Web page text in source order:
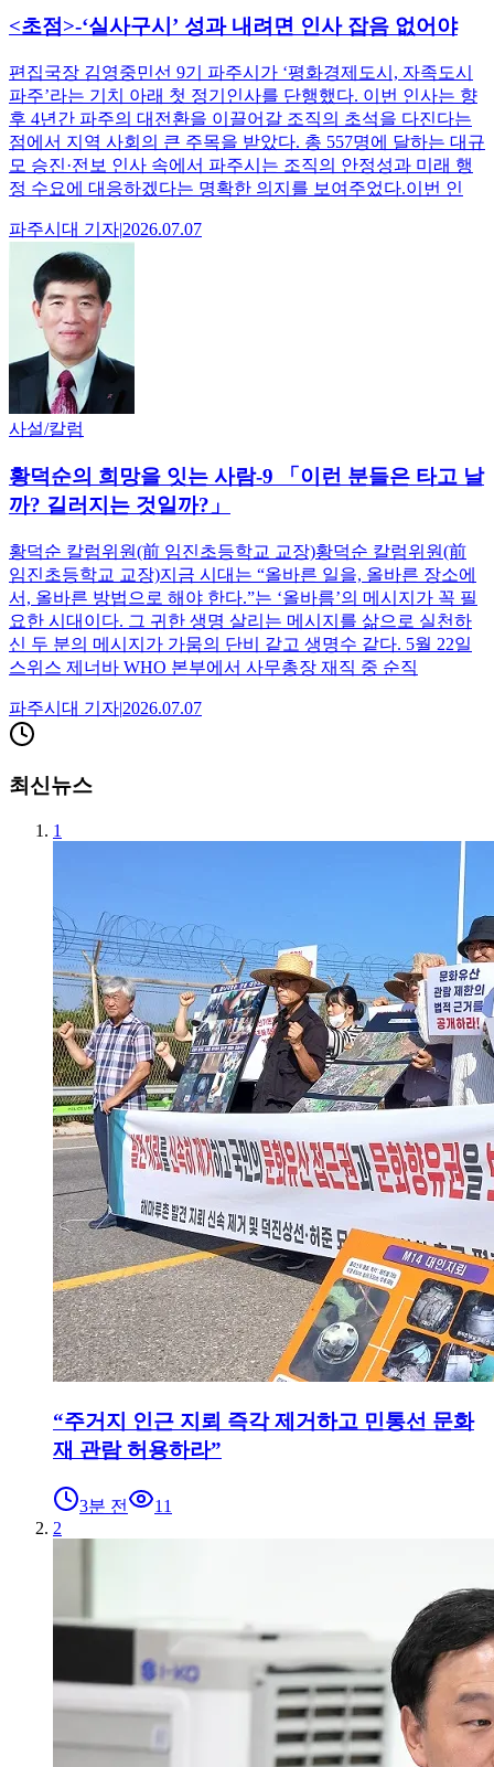
<초점>-‘실사구시’ 성과 내려면 인사 잡음 없어야
편집국장 김영중민선 9기 파주시가 ‘평화경제도시, 자족도시
파주’라는 기치 아래 첫 정기인사를 단행했다. 이번 인사는 향
후 4년간 파주의 대전환을 이끌어갈 조직의 초석을 다진다는
점에서 지역 사회의 큰 주목을 받았다. 총 557명에 달하는 대규
모 승진·전보 인사 속에서 파주시는 조직의 안정성과 미래 행
정 수요에 대응하겠다는 명확한 의지를 보여주었다.이번 인
파주시대 기자|2026.07.07
사설/칼럼
황덕순의 희망을 잇는 사람-9 「이런 분들은 타고 날
까? 길러지는 것일까?」
황덕순 칼럼위원(前 임진초등학교 교장)황덕순 칼럼위원(前
임진초등학교 교장)지금 시대는 “올바른 일을, 올바른 장소에
서, 올바른 방법으로 해야 한다.”는 ‘올바름’의 메시지가 꼭 필
요한 시대이다. 그 귀한 생명 살리는 메시지를 삶으로 실천하
신 두 분의 메시지가 가뭄의 단비 같고 생명수 같다. 5월 22일
스위스 제너바 WHO 본부에서 사무총장 재직 중 순직
파주시대 기자|2026.07.07
최신뉴스
1
“주거지 인근 지뢰 즉각 제거하고 민통선 문화
재 관람 허용하라”
3분 전
11
2